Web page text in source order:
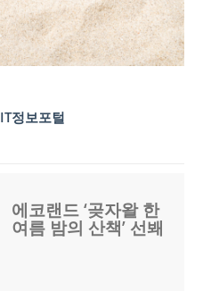
IT정보포털
에코랜드 ‘곶자왈 한
여름 밤의 산책’ 선봬